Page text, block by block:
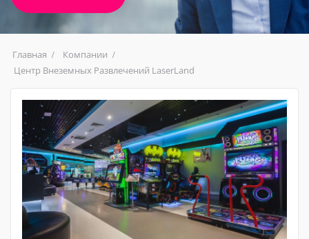
Главная
Компании
Центр Внеземных Развлечений LaserLand